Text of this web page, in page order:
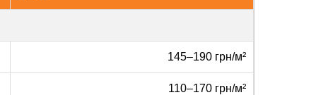
145–190 грн/м²
110–170 грн/м²